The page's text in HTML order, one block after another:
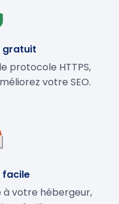
gratuit
protocole HTTPS,
votre SEO.
facile
votre hébergeur,